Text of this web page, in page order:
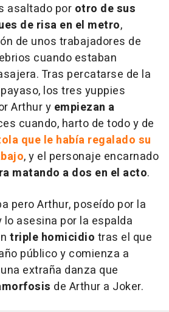
asaltado por otro de sus
de risa en el metro,
de unos trabajadores de
cuando estaban
Tras percatarse de la
los tres yuppies
Arthur y empiezan a
cuando, harto de todo y de
que le había regalado su
, y el personaje encarnado
matando a dos en el acto.
pero Arthur, poseído por la
lo asesina por la espalda
triple homicidio tras el que
público y comienza a
extraña danza que
de Arthur a Joker.